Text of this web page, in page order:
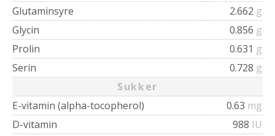
Glutaminsyre
2.662 g
Glycin
0.856 g
Prolin
0.631 g
Serin
0.728 g
Sukker
E-vitamin (alpha-tocopherol)
0.63 mg
D-vitamin
988 IU